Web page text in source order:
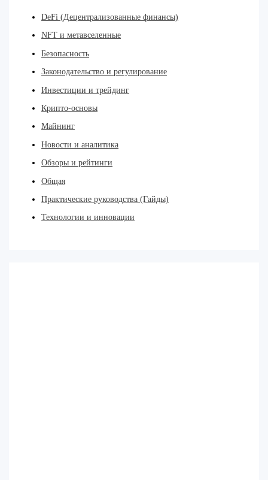
DeFi (Децентрализованные финансы)
NFT и метавселенные
Безопасность
Законодательство и регулирование
Инвестиции и трейдинг
Крипто-основы
Майнинг
Новости и аналитика
Обзоры и рейтинги
Общая
Практические руководства (Гайды)
Технологии и инновации